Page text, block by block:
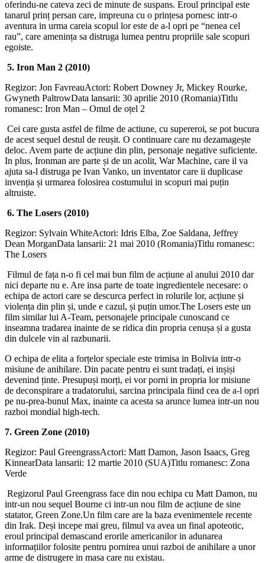
oferindu-ne cateva zeci de minute de suspans. Eroul principal este
tanarul prinț persan care, impreuna cu o prințesa pornesc intr-o
aventura in urma careia scopul lor este de a-l opri pe “nenea cel
rau”, care amenința sa distruga lumea pentru propriile sale scopuri
egoiste.
5. Iron Man 2 (2010)
Regizor: Jon FavreauActori: Robert Downey Jr, Mickey Rourke,
Gwyneth PaltrowData lansarii: 30 aprilie 2010 (Romania)Titlu
romanesc: Iron Man – Omul de oțel 2
Cei care gusta astfel de filme de actiune, cu supereroi, se pot bucura
de acest sequel destul de reușit. O continuare care nu dezamagește
deloc. Avem parte de acțiune din plin, personaje negative suficiente.
In plus, Ironman are parte și de un acolit, War Machine, care il va
ajuta sa-l distruga pe Ivan Vanko, un inventator care ii duplicase
invenția și urmarea folosirea costumului in scopuri mai puțin
altruiste.
6. The Losers (2010)
Regizor: Sylvain WhiteActori: Idris Elba, Zoe Saldana, Jeffrey
Dean MorganData lansarii: 21 mai 2010 (Romania)Titlu romanesc:
The Losers
Filmul de fața n-o fi cel mai bun film de acțiune al anului 2010 dar
nici departe nu e. Are insa parte de toate ingredientele necesare: o
echipa de actori care se descurca perfect in rolurile lor, acțiune și
violența din plin și, unde e cazul, și puțin umor.The Losers este un
film similar lui A-Team, personajele principale cunoscand ce
inseamna tradarea inainte de se ridica din propria cenușa și a gusta
din dulcele vin al razbunarii.
O echipa de elita a forțelor speciale este trimisa in Bolivia intr-o
misiune de anihilare. Din pacate pentru ei sunt tradați, ei inșiși
devenind ținte. Presupuși morți, ei vor porni in propria lor misiune
de deconspirare a tradatorului, sarcina principala fiind cea de a-l opri
pe nu-prea-bunul Max, inainte ca acesta sa arunce lumea intr-un nou
razboi mondial high-tech.
7. Green Zone (2010)
Regizor: Paul GreengrassActori: Matt Damon, Jason Isaacs, Greg
KinnearData lansarii: 12 martie 2010 (SUA)Titlu romanesc: Zona
Verde
Regizorul Paul Greengrass face din nou echipa cu Matt Damon, nu
intr-un nou sequel Bourne ci intr-un nou film de acțiune de sine
statator, Green Zone.Un film care are la baza evenimentele recente
din Irak. Deși incepe mai greu, filmul va avea un final apoteotic,
eroul principal demascand erorile americanilor in adunarea
informațiilor folosite pentru pornirea unui razboi de anihilare a unor
arme de distrugere in masa care nu existau.